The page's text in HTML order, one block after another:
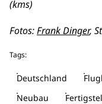
(kms)
Fotos:Frank Dinger,
Tags:
Deutschland
Neubau